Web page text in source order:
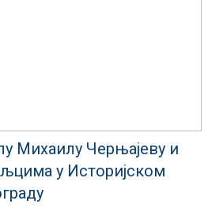
Михаилу Черњајеву и
у Историјском